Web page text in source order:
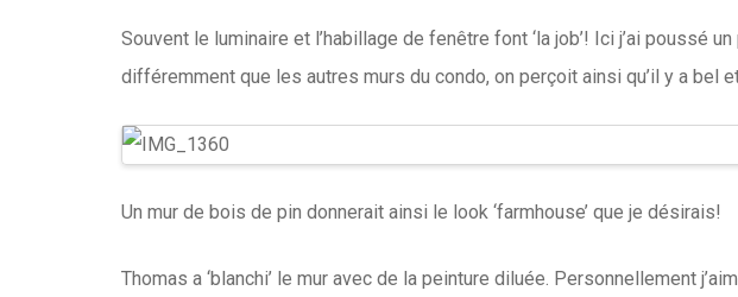
Souvent le luminaire et l’habillage de fenêtre font ‘la job’! Ici j’ai poussé
différemment que les autres murs du condo, on perçoit ainsi qu’il y a bel
Un mur de bois de pin donnerait ainsi le look ‘farmhouse’ que je désirais!
Thomas a ‘blanchi’ le mur avec de la peinture diluée. Personnellement